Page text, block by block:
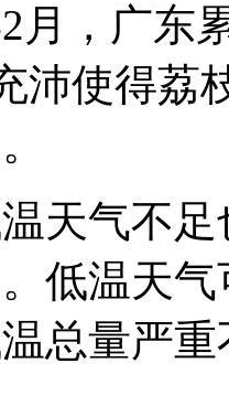
月，广东
沛使得荔
天气不
低温天
总量严